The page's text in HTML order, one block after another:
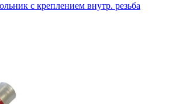
с креплением внутр. резьба